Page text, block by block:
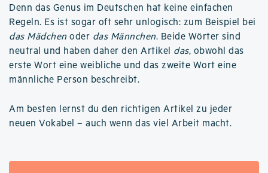
Denn das Genus im Deutschen hat keine einfachen
Regeln. Es ist sogar oft sehr unlogisch: zum Beispiel bei
das Mädchen oder das Männchen. Beide Wörter sind
neutral und haben daher den Artikel das, obwohl das
erste Wort eine weibliche und das zweite Wort eine
männliche Person beschreibt.
Am besten lernst du den richtigen Artikel zu jeder
neuen Vokabel – auch wenn das viel Arbeit macht.